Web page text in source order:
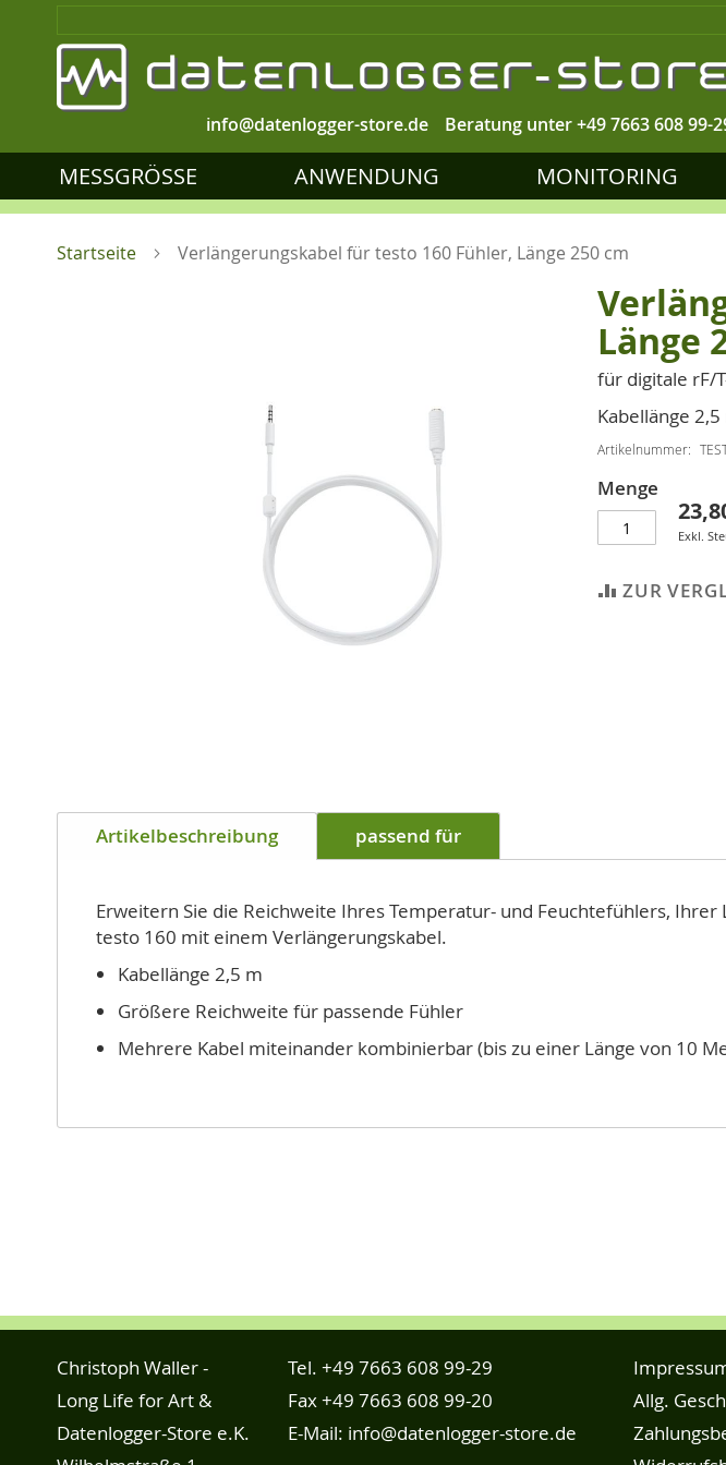
Beratung unter+49 7663 608 99-
info@datenlogger-store.de
MESSGRÖSSE ANWENDUNG MONITORING
Startseite Verlängerungskabel für testo 160 Fühler, Länge 250 cm
Anfang
springen
Länge
für digitale rF/
Kabellänge 2,5
Artikelnummer
Menge
ZUR
Artikelbeschreibung passend für
Erweitern Sie die Reichweite Ihres Temperatur- und Feuchtefühlers,
testo 160 mit einem Verlängerungskabel.
Kabellänge 2,5 m
Größere Reichweite für passende Fühler
Mehrere Kabel miteinander kombinierbar (bis zu einer Länge von 10
Christoph Waller -
Long Life for Art &
Datenlogger-Store e.K.
Tel. +49 7663 608 99-29
Fax +49 7663 608 99-20
E-Mail: info@datenlogger-store.de
Allg.